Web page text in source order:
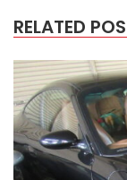
RELATED